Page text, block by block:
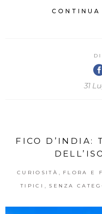
31
FICO D’INDIA:
CURIOSITÀ FLORA E
TIPICI SENZA